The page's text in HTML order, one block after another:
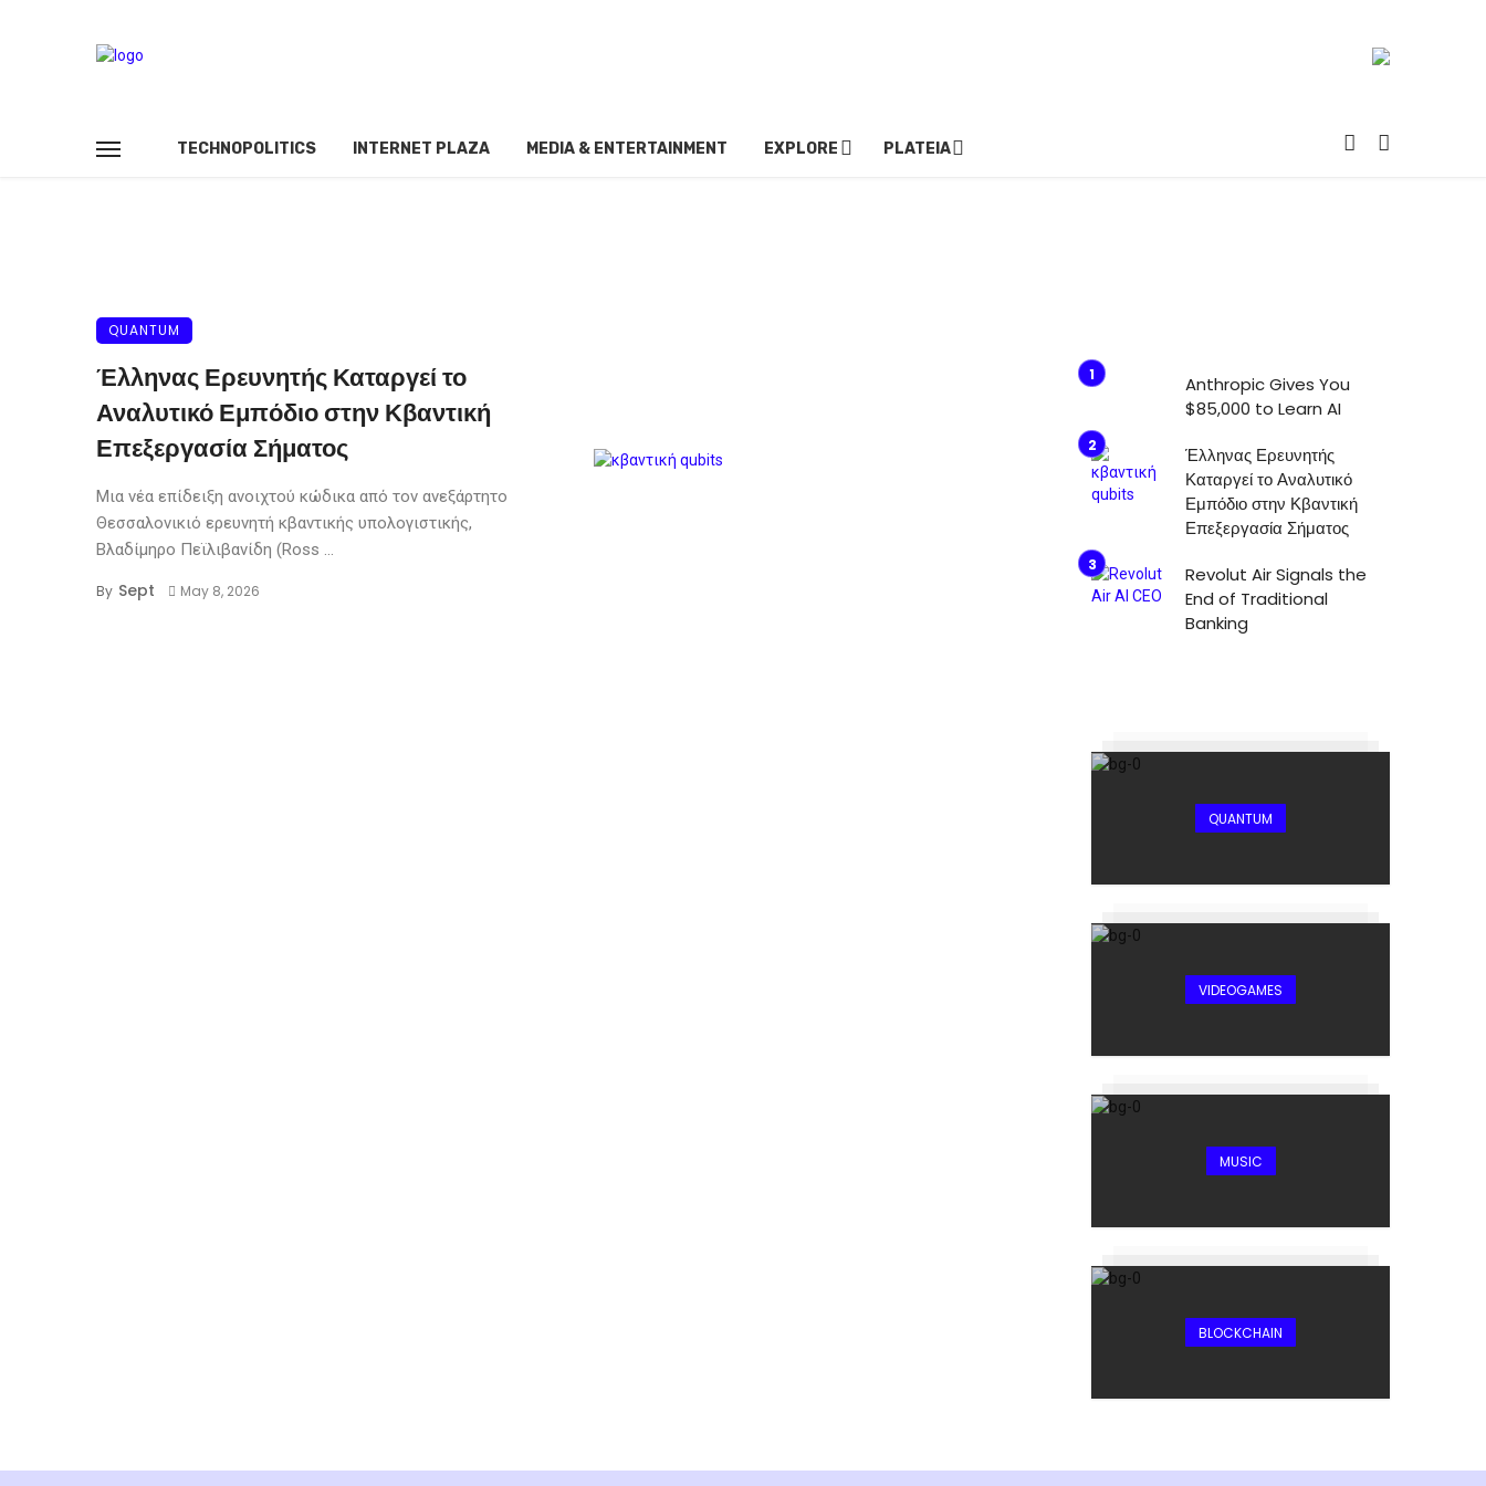
TECHNOPOLITICS INTERNET PLAZA MEDIA & ENTERTAINMENT EXPLORE PLATEIA
QUANTUM
Έλληνας Ερευνητής Καταργεί το
Αναλυτικό Εμπόδιο στην Κβαντική
Επεξεργασία Σήματος
Μια νέα επίδειξη ανοιχτού κώδικα από τον ανεξάρτητο
Θεσσαλονικιό ερευνητή κβαντικής υπολογιστικής,
Βλαδίμηρο Πεϊλιβανίδη (Ross ...
By Sept May 8, 2026
Anthropic Gives You
$85,000 to Learn AI
Έλληνας Ερευνητής
Καταργεί το Αναλυτικό
Εμπόδιο στην Κβαντική
Επεξεργασία Σήματος
Revolut Air Signals the
End of Traditional
Banking
QUANTUM
VIDEOGAMES
MUSIC
BLOCKCHAIN